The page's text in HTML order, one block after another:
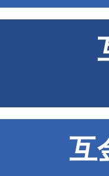
互